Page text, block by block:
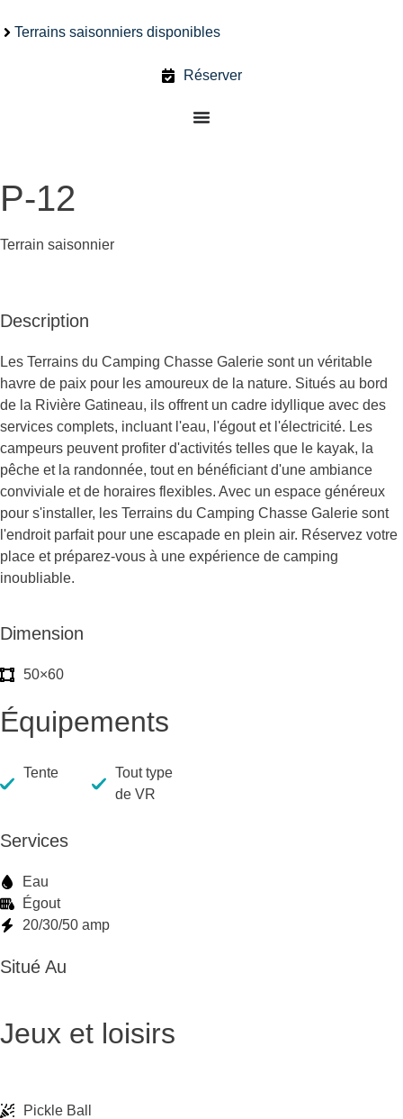
Terrains saisonniers disponibles
Réserver
P-12
Terrain saisonnier
Description
Les Terrains du Camping Chasse Galerie sont un véritable
havre de paix pour les amoureux de la nature. Situés au bord
de la Rivière Gatineau, ils offrent un cadre idyllique avec des
services complets, incluant l'eau, l'égout et l'électricité. Les
campeurs peuvent profiter d'activités telles que le kayak, la
pêche et la randonnée, tout en bénéficiant d'une ambiance
conviviale et de horaires flexibles. Avec un espace généreux
pour s'installer, les Terrains du Camping Chasse Galerie sont
l'endroit parfait pour une escapade en plein air. Réservez votre
place et préparez-vous à une expérience de camping
inoubliable.
Dimension
50×60
Équipements
Tente
Tout type
de VR
Services
Eau
Égout
20/30/50 amp
Situé Au
Jeux et loisirs
Pickle Ball